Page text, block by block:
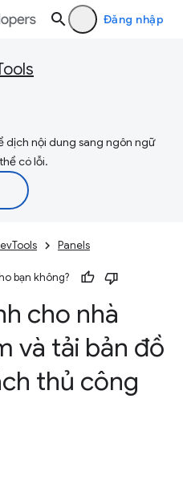
Đăng nhập
dịch nội dung sang ngôn ngữ
có lỗi.
Panels
bạn không?
cho nhà
và tải bản đồ
thủ công